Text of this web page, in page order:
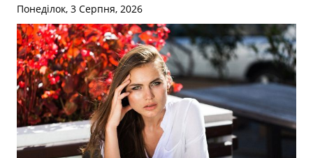
Понеділок, 3 Серпня, 2026